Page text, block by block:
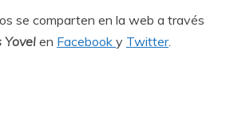
se comparten en la web a través
Yovel en Facebook y Twitter.